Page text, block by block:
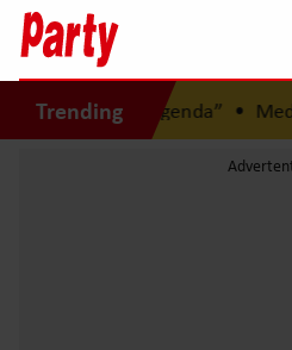
Trending
agenda”• Media kritisch